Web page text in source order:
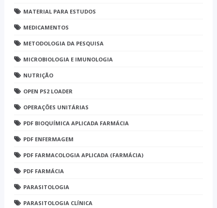
MATERIAL PARA ESTUDOS
MEDICAMENTOS
METODOLOGIA DA PESQUISA
MICROBIOLOGIA E IMUNOLOGIA
NUTRIÇÃO
OPEN PS2 LOADER
OPERAÇÕES UNITÁRIAS
PDF BIOQUÍMICA APLICADA FARMÁCIA
PDF ENFERMAGEM
PDF FARMACOLOGIA APLICADA (FARMÁCIA)
PDF FARMÁCIA
PARASITOLOGIA
PARASITOLOGIA CLÍNICA